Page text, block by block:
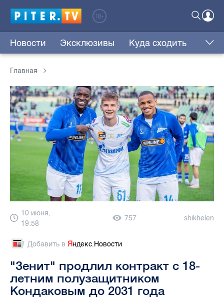
Новости Эксклюзивы Куда сходить
Главная
10 июня,
19:58
757 shikhelen
Добавить в Яндекс.Новости
"Зенит" продлил контракт с 18-
летним полузащитником
Кондаковым до 2031 года